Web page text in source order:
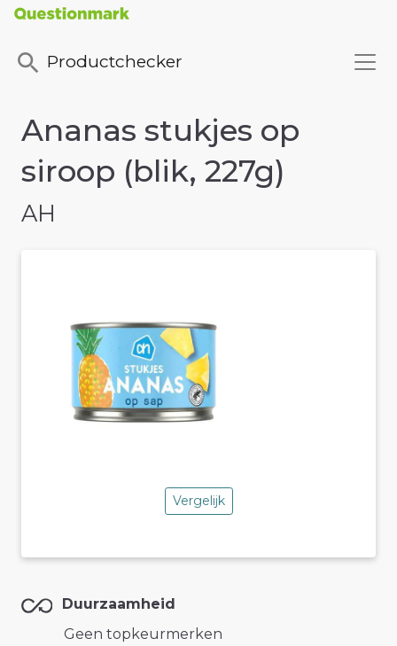
Productchecker
Ananas stukjes op
siroop (blik, 227g)
AH
Vergelijk
Duurzaamheid
Geen topkeurmerken